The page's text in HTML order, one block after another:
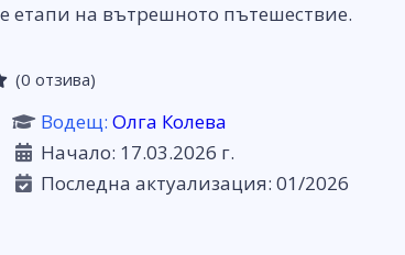
етапи на вътрешното пътешествие.
(0 отзива)
Водещ:Олга Колева
Начало: 17.03.2026 г.
Последна актуализация: 01/2026